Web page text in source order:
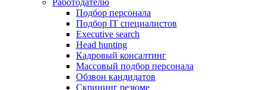
Работодателю
Подбор персонала
Подбор IT специалистов
Еxecutive search
Head hunting
Кадровый консалтинг
Массовый подбор персонала
Обзвон кандидатов
Скрининг резюме